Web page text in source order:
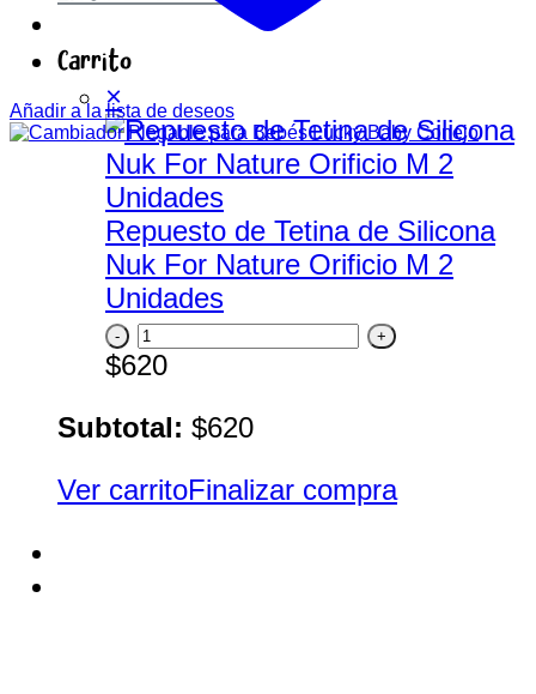
Carrito
×
Repuesto de Tetina de Silicona
Nuk For Nature Orificio M 2
Unidades
Repuesto
de
de
Nuk
$620
Subtotal: $620
Ver carritoFinalizar compra
Añadir a la lista de deseos